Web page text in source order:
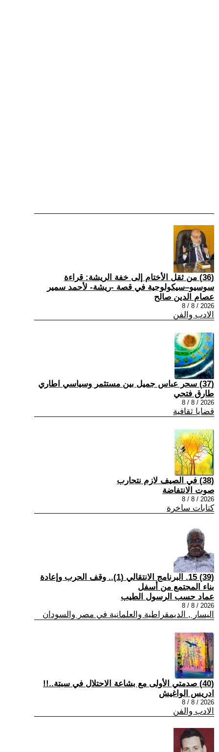
(36) من ثقل الأختام إلى خفة الريشة: قراءة
سوسيو–سيكولوجية في قصة -ريشة- لأحمد سمير
عصام الدين صالح
2026 / 8 / 8
الادب والفن
(37) سحر عباس جميل بين مستثمر وسياسي اطاري
طارق فتحي
2026 / 8 / 8
قضايا ثقافية
(38) في الصيف لازم نتحارب
صوت الانتفاضة
2026 / 8 / 8
كتابات ساخرة
(39) 15. البرنامج الانتقالي (1).. وقف الحرب وإعادة
بناء المجتمع من أسفل
عماد حسب الرسول الطيب
2026 / 8 / 8
اليسار , الديمقراطية والعلمانية في مصر والسودان
(40) صدمتي الأولى مع بشاعة الاحتلال في سبتة..!!
ادريس الواغيش
2026 / 8 / 8
الادب والفن